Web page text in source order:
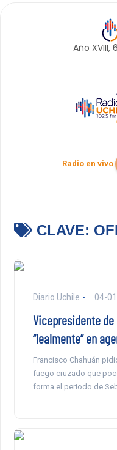
Año XVIII,
Radio en vivo
CLAVE:
Diario Uchile 04-
Vicepresidente
“lealmente” en
Francisco Chahuán
fuego cruzado que
forma el periodo de